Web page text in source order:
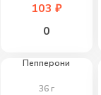
103 ₽
0
Пепперони
36г